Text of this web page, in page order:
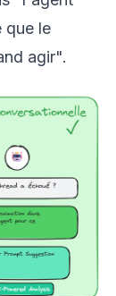
que le
agir".